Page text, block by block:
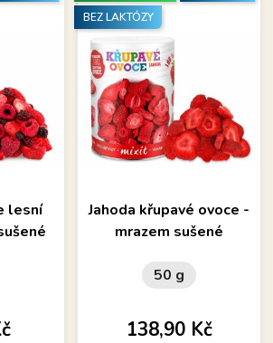
lesní
Jahoda křupavé ovoce -
mrazem sušené
50 g
Cena
138,90 Kč
BEZ LAKTÓZY